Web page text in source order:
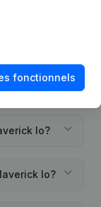
Io?
Io?
fonctionnels